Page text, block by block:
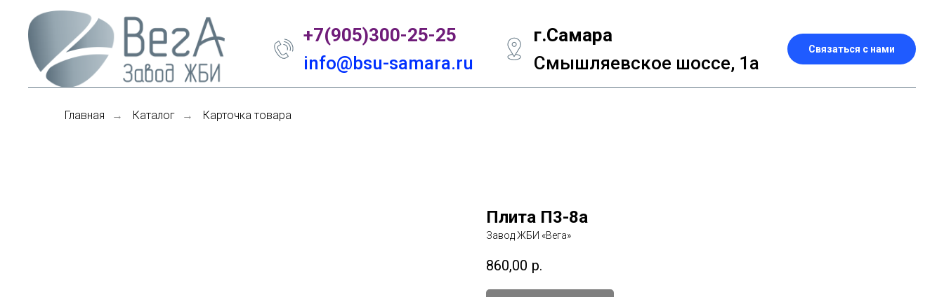
+7(905)300-25-25
info@bsu-samara.ru
г.Самара
Смышляевское шоссе, 1а
Связаться с нами
Главная → Каталог → Карточка товара
Плита П3-8а
Завод ЖБИ «Вега»
860,00 р.